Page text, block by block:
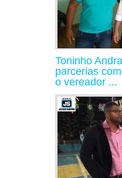
Toninho
parcerias
o vereador ...